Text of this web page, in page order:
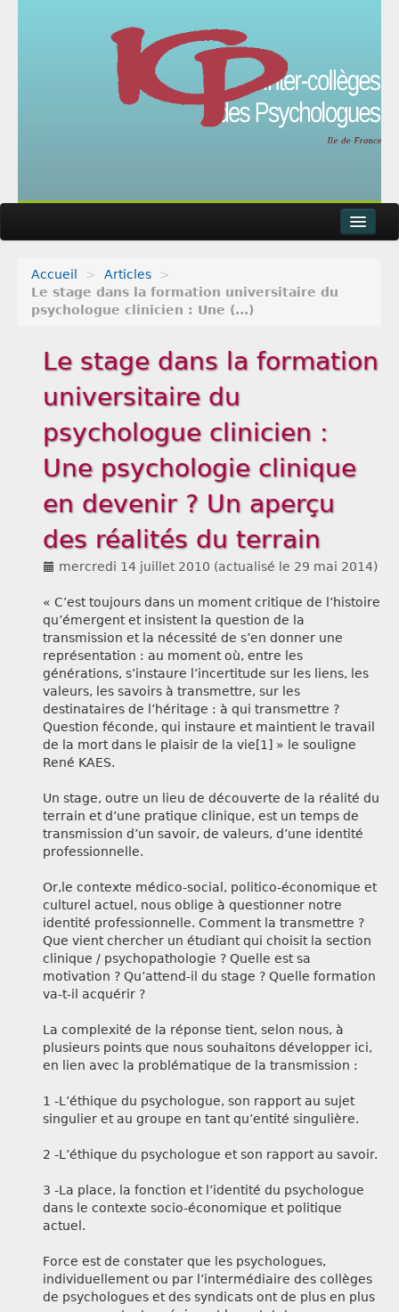
Actualités
Articles
Métier
Liens
Accueil > Articles
>
Le stage dans la formation universitaire du
psychologue clinicien : Une (...)
Le stage dans la formation
universitaire du
psychologue clinicien :
Une psychologie clinique
en devenir ? Un aperçu
des réalités du terrain
mercredi 14 juillet 2010 (actualisé le 29 mai 2014)
« C’est toujours dans un moment critique de l’histoire
qu’émergent et insistent la question de la
transmission et la nécessité de s’en donner une
représentation : au moment où, entre les
générations, s’instaure l’incertitude sur les liens, les
valeurs, les savoirs à transmettre, sur les
destinataires de l’héritage : à qui transmettre ?
Question féconde, qui instaure et maintient le travail
de la mort dans le plaisir de la vie[1] » le souligne
René KAES.
Un stage, outre un lieu de découverte de la réalité du
terrain et d’une pratique clinique, est un temps de
transmission d’un savoir, de valeurs, d’une identité
professionnelle.
Or,le contexte médico-social, politico-économique et
culturel actuel, nous oblige à questionner notre
identité professionnelle. Comment la transmettre ?
Que vient chercher un étudiant qui choisit la section
clinique / psychopathologie ? Quelle est sa
motivation ? Qu’attend-il du stage ? Quelle formation
va-t-il acquérir ?
La complexité de la réponse tient, selon nous, à
plusieurs points que nous souhaitons développer ici,
en lien avec la problématique de la transmission :
1 -L’éthique du psychologue, son rapport au sujet
singulier et au groupe en tant qu’entité singulière.
2 -L’éthique du psychologue et son rapport au savoir.
3 -La place, la fonction et l’identité du psychologue
dans le contexte socio-économique et politique
actuel.
Force est de constater que les psychologues,
individuellement ou par l’intermédiaire des collèges
de psychologues et des syndicats ont de plus en plus